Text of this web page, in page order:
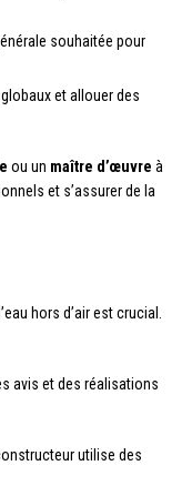
souhaitée pour
et allouer des
ou un maître d’œuvre à
et s’assurer de la
hors d’air est crucial.
avis et des réalisations
utilise des